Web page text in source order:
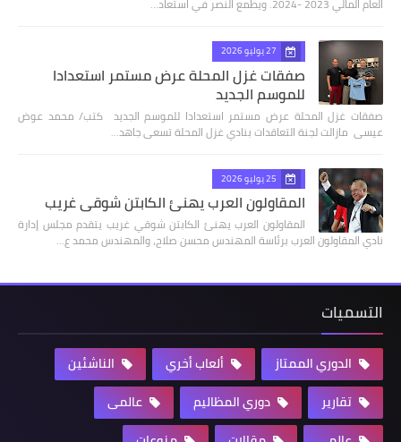
العام المالي 2023 -2024. ويطمع النصر في استعاد…
27 يوليو 2026
صفقات غزل المحلة عرض مستمر استعدادا
للموسم الجديد
صفقات غزل المحلة عرض مستمر استعدادا للموسم الجديد كتب/ محمد عوض
عيسى مازالت لجنة التعاقدات بنادي غزل المحلة تسعى جاهد…
25 يوليو 2026
المقاولون العرب يهنئ الكابتن شوقي غريب
المقاولون العرب يهنئ الكابتن شوقي غريب يتقدم مجلس إدارة
نادي المقاولون العرب برئاسة المهندس محسن صلاح، والمهندس محمد ع…
التسميات
الدوري الممتاز ألعاب أخري
الناشئين
تقارير
دوري المظاليم
عالمى